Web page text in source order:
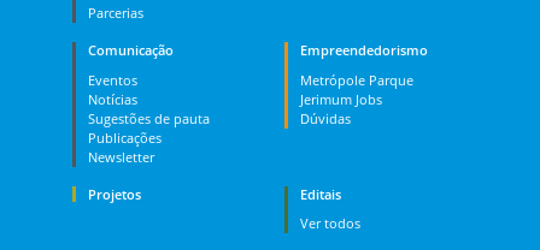
Parcerias
Comunicação
Eventos
Notícias
Sugestões de pauta
Publicações
Newsletter
Empreendedorismo
Metrópole Parque
Jerimum Jobs
Dúvidas
Projetos
Editais
Ver todos